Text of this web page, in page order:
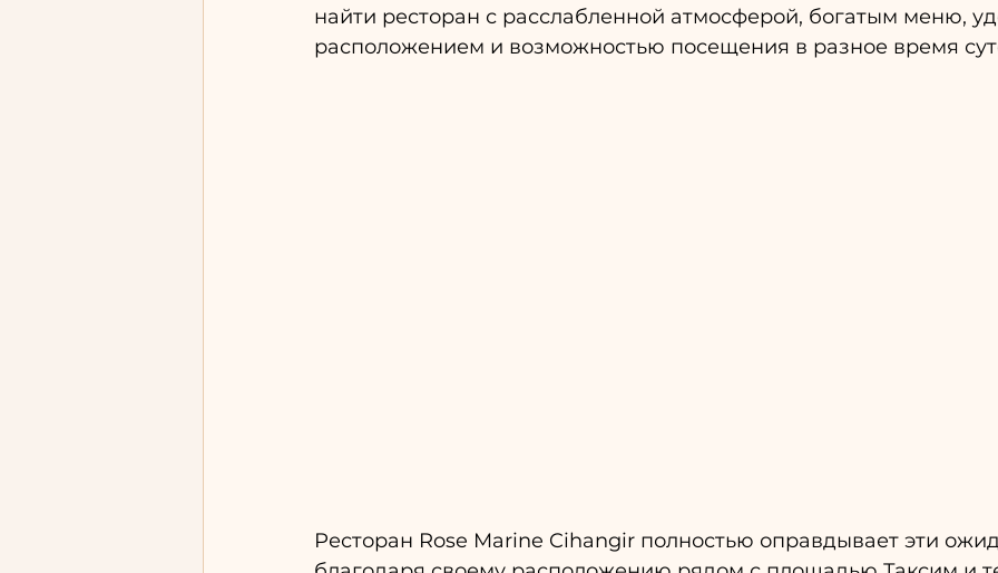
найти ресторан с расслабленной атмосферой, богатым меню,
расположением и возможностью посещения в разное время
Ресторан Rose Marine Cihangir полностью оправдывает эти